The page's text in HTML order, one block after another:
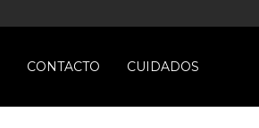
CONTACTO CUIDADOS